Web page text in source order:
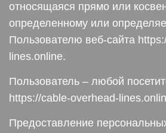
относящаяся прямо или
определенному или
Пользователю веб-сайта
lines.online.
Пользователь – любой
https://cable-overhead-
Предоставление